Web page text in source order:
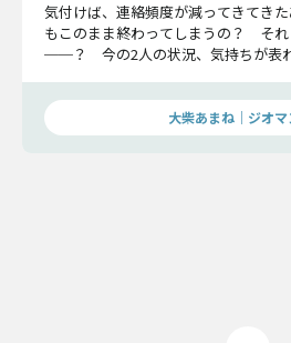
気付けば、連絡頻度が減ってきてき
もこのまま終わってしまうの？ それ
──？ 今の2人の状況、気持ちが表
大柴あまね｜ジオマ